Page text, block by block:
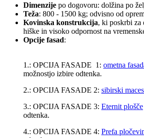
Dimenzije po dogovoru: dolžina po
Teža: 800 - 1500 kg; odvisno od
Kovinska konstrukcija, ki poskrbi za
hiške in visoko odpornost na
Opcije fasad:
1.: OPCIJA FASADE 1: ometna
možnostjo izbire odtenka.
2.: OPCIJA FASADE 2: sibirski
3.: OPCIJA FASADE 3: Eternit plošče
odtenka.
4.: OPCIJA FASADE 4: Prefa